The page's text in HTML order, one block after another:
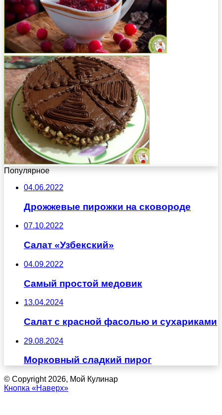
Популярное
04.06.2022
Дрожжевые пирожки на сковороде
07.10.2022
Салат «Узбекский»
04.09.2022
Самый простой медовик
13.04.2024
Салат с красной фасолью и сухариками
29.08.2024
Морковный сладкий пирог
© Copyright 2026, Мой Кулинар
Кнопка «Наверх»